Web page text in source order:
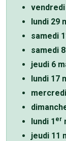
vendredi
lundi 29
samedi 1
samedi
jeudi 6
lundi 17
lundi 1 er
jeudi 11